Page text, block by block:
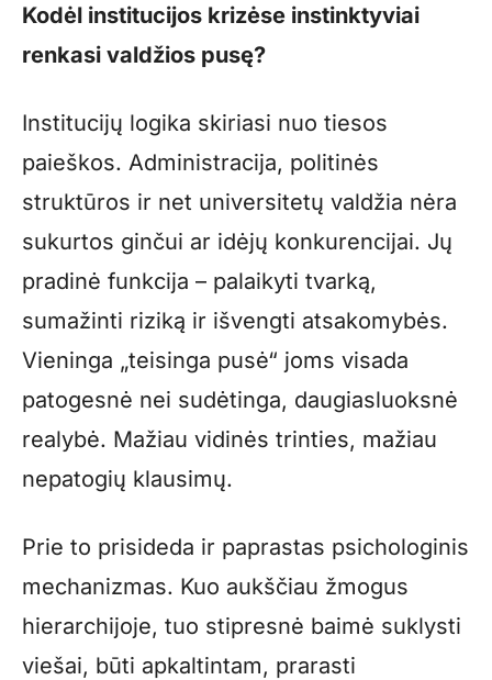
Kodėl institucijos krizėse instinktyviai
renkasi valdžios pusę?
Institucijų logika skiriasi nuo tiesos
paieškos. Administracija, politinės
struktūros ir net universitetų valdžia nėra
sukurtos ginčui ar idėjų konkurencijai. Jų
pradinė funkcija – palaikyti tvarką,
sumažinti riziką ir išvengti atsakomybės.
Vieninga „teisinga pusė“ joms visada
patogesnė nei sudėtinga, daugiasluoksnė
realybė. Mažiau vidinės trinties, mažiau
nepatogių klausimų.
Prie to prisideda ir paprastas psichologinis
mechanizmas. Kuo aukščiau žmogus
hierarchijoje, tuo stipresnė baimė suklysti
viešai, būti apkaltintam, prarasti